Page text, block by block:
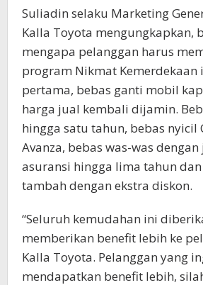
Suliadin selaku Marketing
Kalla Toyota mengungkapkan,
mengapa pelanggan harus
program Nikmat Kemerdekaan
pertama, bebas ganti mobil
harga jual kembali dijamin.
hingga satu tahun, bebas nyicil
Avanza, bebas was-was
asuransi hingga lima tahun
tambah dengan ekstra diskon.
“Seluruh kemudahan ini
memberikan benefit lebih ke
Kalla Toyota. Pelanggan yang
mendapatkan benefit lebih,